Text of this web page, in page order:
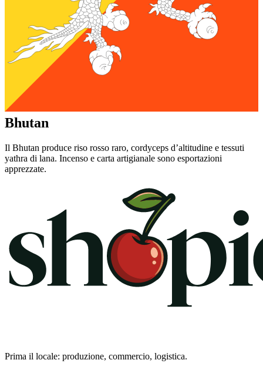
Bhutan
Il Bhutan produce riso rosso raro, cordyceps d’altitudine e tessuti
yathra di lana. Incenso e carta artigianale sono esportazioni
apprezzate.
Prima il locale: produzione, commercio, logistica.